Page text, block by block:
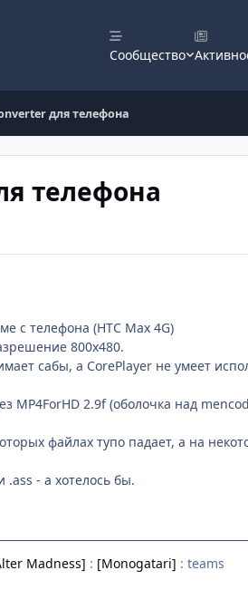
Сообщество
для телефона
телефона
с телефона (HTC Max 4G)
800х480.
сабы, а CorePlayer не умеет
MP4ForHD 2.9f (оболочка над
файлах тупо падает, а на
.ass - а хотелось бы.
Madness] : [Monogatari] : teams